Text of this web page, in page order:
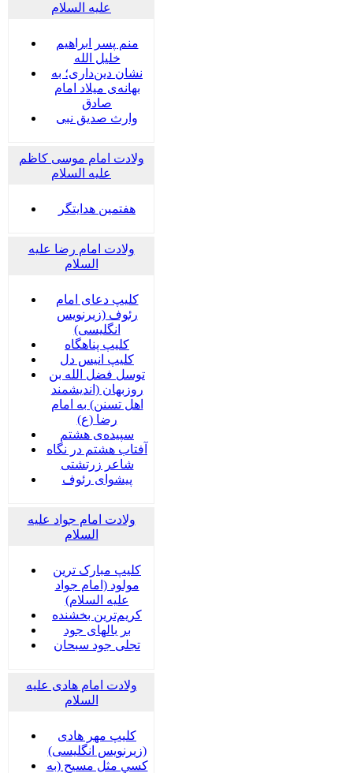
علیه السلام
منم پسر ابراهیم
خلیل الله
نشان دین‌داری؛ به
بهانه‌ی میلاد امام
صادق
وارث صدیق نبی
ولادت امام موسی کاظم
علیه السلام
هفتمین هدایتگر
ولادت امام رضا علیه
السلام
کلیپ دعای امام
رئوف (زیرنویس
انگلیسی)
کلیپ پناهگاه
کلیپ انیس دل
توسل فضل الله بن
روزبهان (اندیشمند
اهل تسنن) به امام
رضا (ع)
سپیده‌ی هشتم
آفتاب هشتم در نگاه
شاعر زرتشتی
پیشوای رئوف
ولادت امام جواد علیه
السلام
کلیپ مبارک ترین
مولود (امام جواد
علیه السلام)
کریم‌ترین بخشنده
بر بالهای جود
تجلی جود سبحان
ولادت امام هادی علیه
السلام
کلیپ مهر هادی
(زیرنویس انگلیسی)
كسي مثل مسيح (به